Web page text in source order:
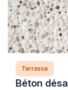
Terrasse
Béton